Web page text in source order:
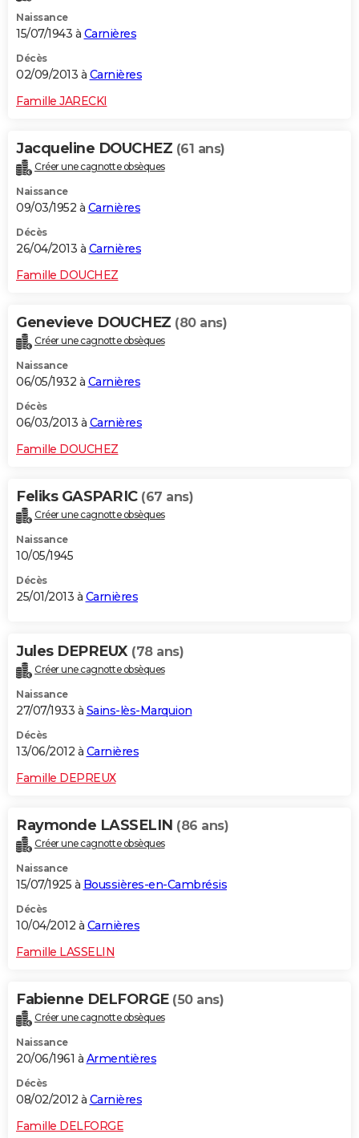
Naissance
15/07/1943 à Carnières
Décès
02/09/2013 à Carnières
Famille JARECKI
Jacqueline DOUCHEZ (61 ans)
Créer une cagnotte obsèques
Naissance
09/03/1952 à Carnières
Décès
26/04/2013 à Carnières
Famille DOUCHEZ
Genevieve DOUCHEZ (80 ans)
Créer une cagnotte obsèques
Naissance
06/05/1932 à Carnières
Décès
06/03/2013 à Carnières
Famille DOUCHEZ
Feliks GASPARIC (67 ans)
Créer une cagnotte obsèques
Naissance
10/05/1945
Décès
25/01/2013 à Carnières
Jules DEPREUX (78 ans)
Créer une cagnotte obsèques
Naissance
27/07/1933 à Sains-lès-Marquion
Décès
13/06/2012 à Carnières
Famille DEPREUX
Raymonde LASSELIN (86 ans)
Créer une cagnotte obsèques
Naissance
15/07/1925 à Boussières-en-Cambrésis
Décès
10/04/2012 à Carnières
Famille LASSELIN
Fabienne DELFORGE (50 ans)
Créer une cagnotte obsèques
Naissance
20/06/1961 à Armentières
Décès
08/02/2012 à Carnières
Famille DELFORGE